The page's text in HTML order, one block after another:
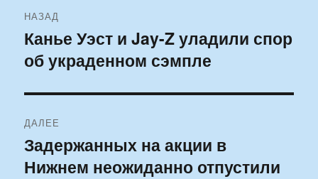
по
записям
НАЗАД
Предыдущая
запись:
Канье Уэст и Jay-Z уладили спор
об украденном сэмпле
ДАЛЕЕ
Следующая
запись:
Задержанных на акции в
Нижнем неожиданно отпустили